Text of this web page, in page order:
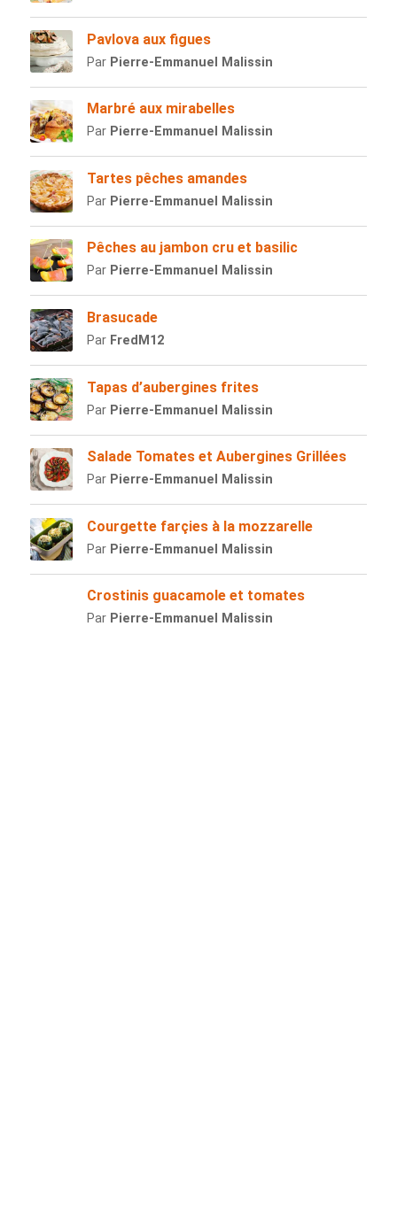
Pavlova aux figues
Par Pierre-Emmanuel Malissin
Marbré aux mirabelles
Par Pierre-Emmanuel Malissin
Tartes pêches amandes
Par Pierre-Emmanuel Malissin
Pêches au jambon cru et basilic
Par Pierre-Emmanuel Malissin
Brasucade
Par FredM12
Tapas d’aubergines frites
Par Pierre-Emmanuel Malissin
Salade Tomates et Aubergines Grillées
Par Pierre-Emmanuel Malissin
Courgette farçies à la mozzarelle
Par Pierre-Emmanuel Malissin
Crostinis guacamole et tomates
Par Pierre-Emmanuel Malissin